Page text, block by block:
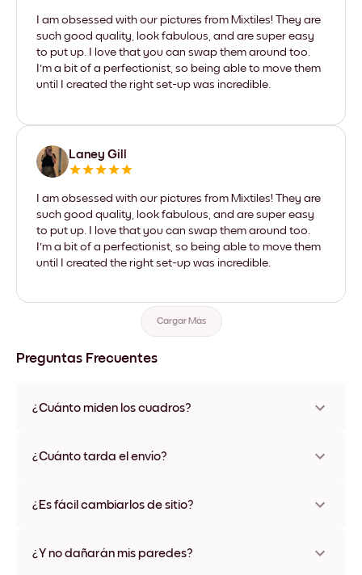
I am obsessed with our pictures from Mixtiles! They are
such good quality, look fabulous, and are super easy
to put up. I love that you can swap them around too.
I'm a bit of a perfectionist, so being able to move them
until I created the right set-up was incredible.
Laney Gill
I am obsessed with our pictures from Mixtiles! They are
such good quality, look fabulous, and are super easy
to put up. I love that you can swap them around too.
I'm a bit of a perfectionist, so being able to move them
until I created the right set-up was incredible.
Cargar Más
Preguntas Frecuentes
¿Cuánto miden los cuadros?
varios materiales y colores de marco, incluidas opciones sin
¿Cuánto tarda el envío?
disponibles en algunos países. Te enviaremos un número de
¿Es fácil cambiarlos de sitio?
ningún daño
¿Y no dañarán mis paredes?